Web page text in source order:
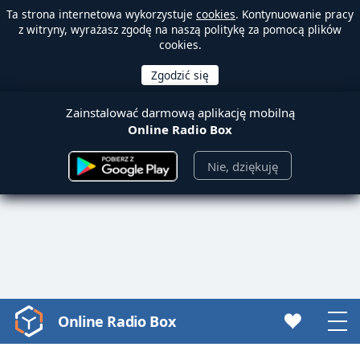
Ta strona internetowa wykorzystuje cookies. Kontynuowanie pracy
z witryny, wyrażasz zgodę na naszą politykę za pomocą plików
cookies.
Zainstalować darmową aplikację mobilną
Online Radio Box
Nie, dziękuję
Video
Player
Online Radio Box